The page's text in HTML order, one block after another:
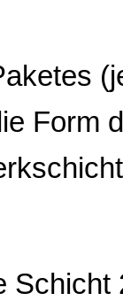
Form
Schicht